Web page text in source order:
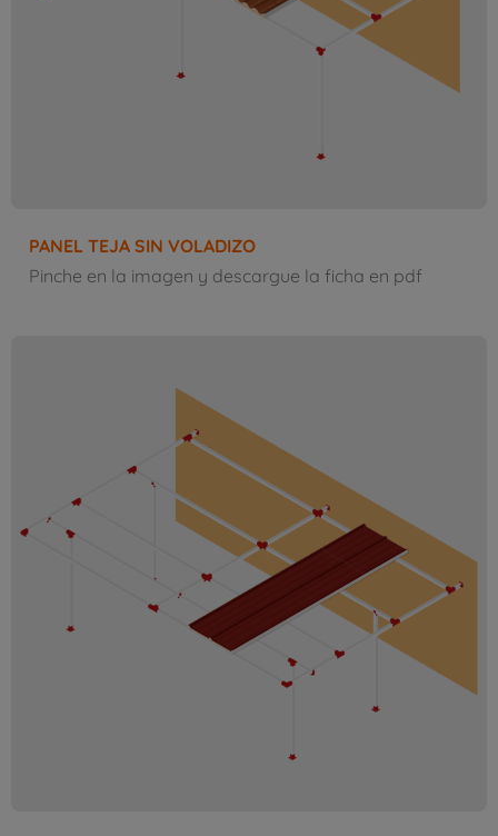
PANEL TEJA SIN VOLADIZO
Pinche en la imagen y descargue la ficha en pdf